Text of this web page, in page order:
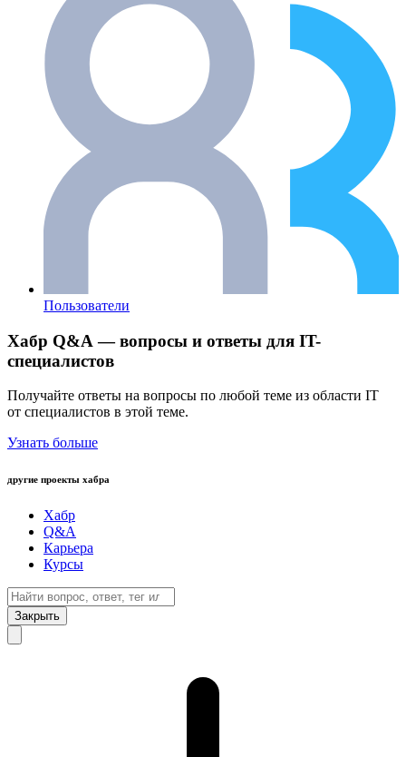
Пользователи
Хабр Q&A — вопросы и ответы для IT-
специалистов
Получайте ответы на вопросы по любой теме из области IT
от специалистов в этой теме.
Узнать больше
другие проекты хабра
Хабр
Q&A
Карьера
Курсы
Закрыть